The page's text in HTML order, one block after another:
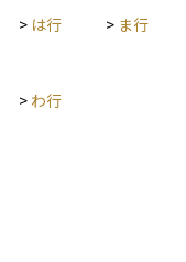
> は行 > ま行
> わ行